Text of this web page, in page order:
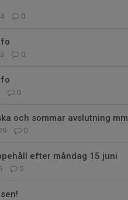
0
0
0
och sommar avslutning mm
0
efter måndag 15 juni
0